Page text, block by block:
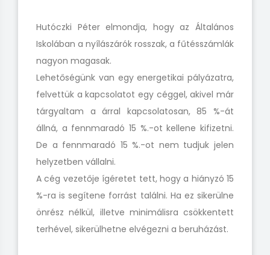
Hutóczki Péter elmondja, hogy az Általános
Iskolában a nyílászárók rosszak, a fűtésszámlák
nagyon magasak.
Lehetőségünk van egy energetikai pályázatra,
felvettük a kapcsolatot egy céggel, akivel már
tárgyaltam a árral kapcsolatosan, 85 %-át
állná, a fennmaradó 15 %.-ot kellene kifizetni.
De a fennmaradó 15 %.-ot nem tudjuk jelen
helyzetben vállalni.
A cég vezetője ígéretet tett, hogy a hiányzó 15
%-ra is segítene forrást találni. Ha ez sikerülne
önrész nélkül, illetve minimálisra csökkentett
terhével, sikerülhetne elvégezni a beruházást.